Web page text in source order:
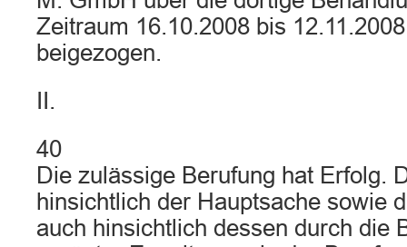
Zeitraum 16.10.2008 bis
beigezogen.
II.
40
Die zulässige Berufung hat Erfolg.
hinsichtlich der Hauptsache sowie
auch hinsichtlich dessen durch die